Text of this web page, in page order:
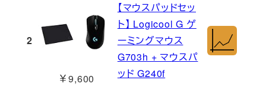
2
￥9,600
【マウスパッドセッ
ト】 Logicool G ゲ
ーミングマウス
G703h + マウスパ
ッド G240f